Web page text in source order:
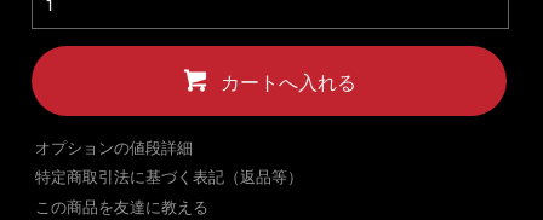
カートへ入れる
オプションの値段詳細
特定商取引法に基づく表記（返品等）
この商品を友達に教える